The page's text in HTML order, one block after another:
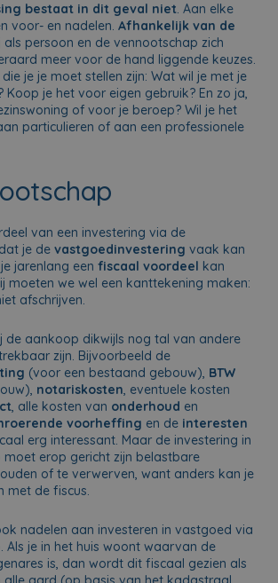
bestaat in dit geval niet. Aan elke
voor- en nadelen. Afhankelijk van de
als persoon en de vennootschap zich
meer voor de hand liggende keuzes.
je je moet stellen zijn: Wat wil je met je
Koop je het voor eigen gebruik? En zo ja,
of voor je beroep? Wil je het
particulieren of aan een professionele
van een investering via de
je de vastgoedinvestering vaak kan
jarenlang een fiscaal voordeel kan
moeten we wel een kanttekening maken:
afschrijven.
de aankoop dikwijls nog tal van andere
zijn. Bijvoorbeeld de
(voor een bestaand gebouw), BTW
notariskosten, eventuele kosten
, alle kosten van onderhoud en
voorheffing en de interesten
erg interessant. Maar de investering in
erop gericht zijn belastbare
of te verwerven, want anders kan je
met de fiscus.
nadelen aan investeren in vastgoed via
Als je in het huis woont waarvan de
is, dan wordt dit fiscaal gezien als